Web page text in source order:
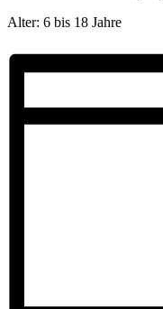
Alter: 6 bis 18 Jahre